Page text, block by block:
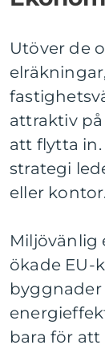
Utöver de
attraktiv
att flytta
strategi
eller kontor.
Miljövänlig
ökade EU-
byggnader
bara för